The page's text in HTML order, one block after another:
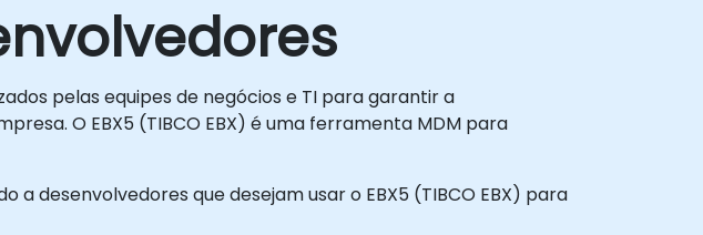
pelas equipes de negócios e TI para garantir a
O EBX5 (TIBCO EBX) é uma ferramenta MDM para
desenvolvedores que desejam usar o EBX5 (TIBCO EBX) para